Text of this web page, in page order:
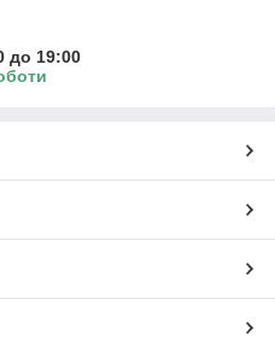
до 19:00